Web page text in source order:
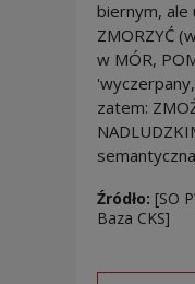
biernym, ale
ZMORZYĆ
w MÓR,
zatem:
Źródło: [SO
Baza CKS]